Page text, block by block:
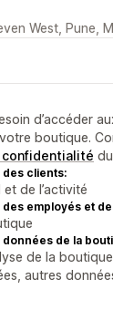
West, Pune,
d’accéder
boutique.
clients:
et de l’activité
employés et
de la
de la
autres